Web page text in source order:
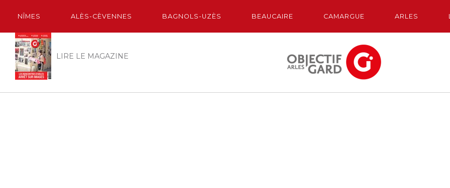
NÎMES ALÈS-CÈVENNES BAGNOLS-UZÈS BEAUCAIRE CAMARGUE ARLES
LIRE LE MAGAZINE